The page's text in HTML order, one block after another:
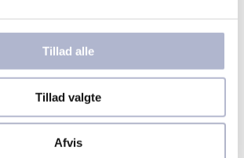
Tillad alle
Tillad valgte
Afvis
& Sølv Design
Steel
Izabel Camille
Nor